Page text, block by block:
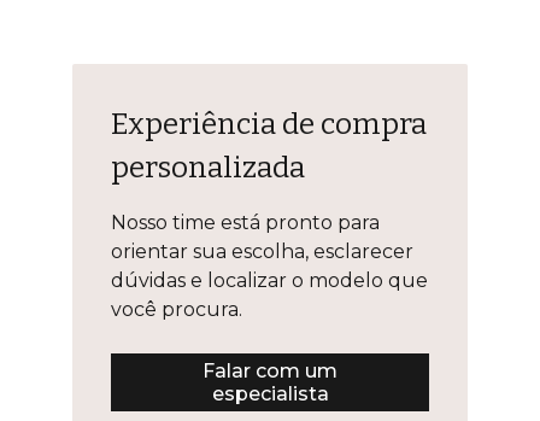
Experiência de compra
personalizada
Nosso time está pronto para
orientar sua escolha, esclarecer
dúvidas e localizar o modelo que
você procura.
Falar com um
especialista